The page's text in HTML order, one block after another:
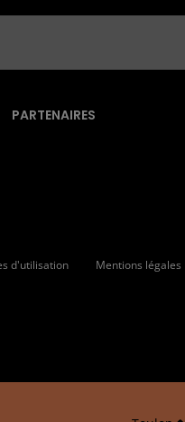
PARTENAIRES
d'utilisation Mentions légales